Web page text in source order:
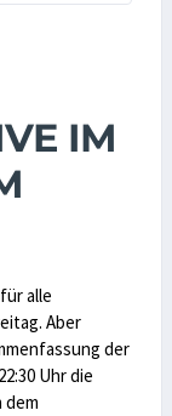
IM
alle
Aber
der
Uhr die
dem